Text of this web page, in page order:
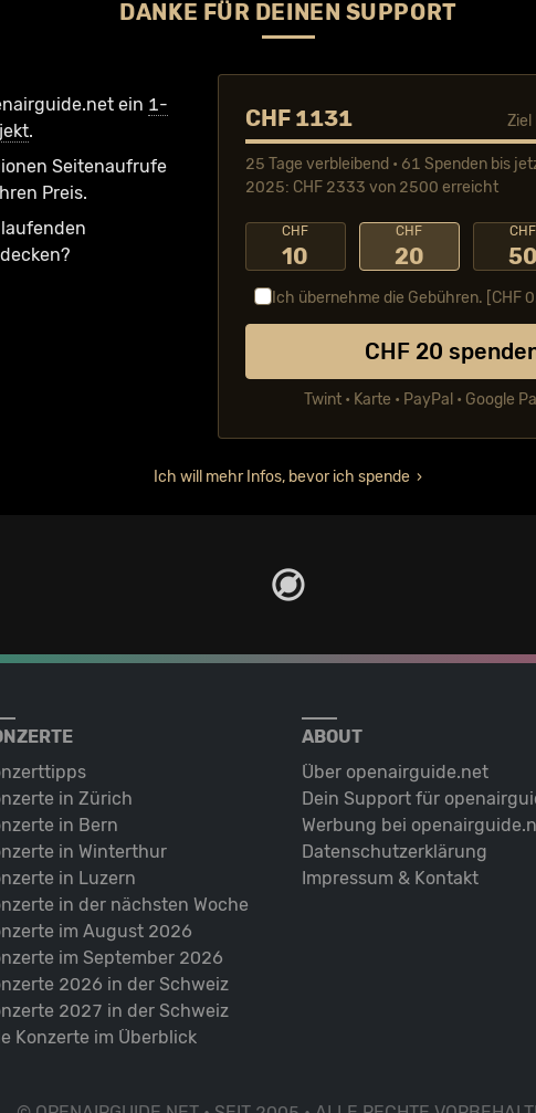
DANKE FÜR DEINEN SUPPORT
ein 1-
.
Seiten­aufrufe
Preis.
CHF 1131
25 Tage verbleibend • 61 Spenden bis
2025: CHF 2333 von 2500 erreicht
CHF
10
CHF
20
CHF
50
Ich übernehme die Gebühren. [CHF
CHF 20
Twint • Karte • PayPal • Google
Ich will mehr Infos, bevor ich spende
in Zürich
in Bern
in Winterthur
in Luzern
in der nächsten Woche
im August 2026
im September 2026
2026 in der Schweiz
2027 in der Schweiz
Konzerte im Überblick
ABOUT
Über openairguide.net
Dein Support für
Werbung bei
Datenschutz­erklärung
Impressum & Kontakt